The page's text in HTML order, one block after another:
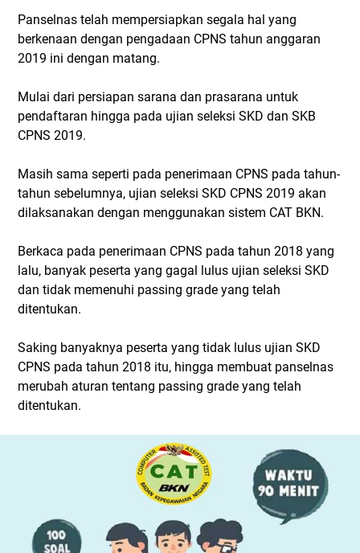
Panselnas telah mempersiapkan segala hal yang
berkenaan dengan pengadaan CPNS tahun anggaran
2019 ini dengan matang.
Mulai dari persiapan sarana dan prasarana untuk
pendaftaran hingga pada ujian seleksi SKD dan SKB
CPNS 2019.
Masih sama seperti pada penerimaan CPNS pada tahun-
tahun sebelumnya, ujian seleksi SKD CPNS 2019 akan
dilaksanakan dengan menggunakan sistem CAT BKN.
Berkaca pada penerimaan CPNS pada tahun 2018 yang
lalu, banyak peserta yang gagal lulus ujian seleksi SKD
dan tidak memenuhi passing grade yang telah
ditentukan.
Saking banyaknya peserta yang tidak lulus ujian SKD
CPNS pada tahun 2018 itu, hingga membuat panselnas
merubah aturan tentang passing grade yang telah
ditentukan.